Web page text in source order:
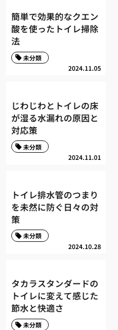
簡単で効果的なクエン
酸を使ったトイレ掃除
法
2024.11.05
未分類
じわじわとトイレの床
が湿る水漏れの原因と
対応策
2024.11.01
未分類
トイレ排水管のつまり
を未然に防ぐ日々の対
策
2024.10.28
未分類
タカラスタンダードの
トイレに変えて感じた
節水と快適さ
未分類